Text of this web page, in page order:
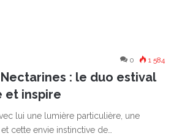
0 1 584
: le duo estival
et inspire
lui une lumière particulière, une
cette envie instinctive de…